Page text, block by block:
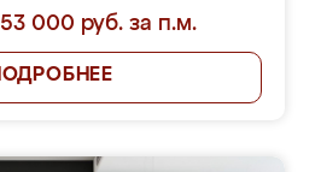
000 руб. за п.м.